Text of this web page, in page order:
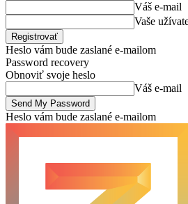
Váš e-mail
Vaše
Heslo vám bude zaslané e-mailom
Password recovery
Obnoviť svoje heslo
Váš e-mail
Heslo vám bude zaslané e-mailom